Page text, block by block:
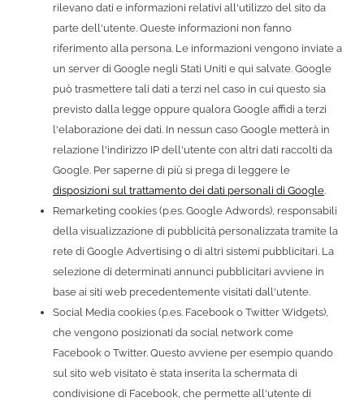
rilevano dati e informazioni relativi all'utilizzo del sito da
parte dell'utente. Queste informazioni non fanno
riferimento alla persona. Le informazioni vengono inviate a
un server di Google negli Stati Uniti e qui salvate. Google
può trasmettere tali dati a terzi nel caso in cui questo sia
previsto dalla legge oppure qualora Google affidi a terzi
l'elaborazione dei dati. In nessun caso Google metterà in
relazione l'indirizzo IP dell'utente con altri dati raccolti da
Google. Per saperne di più si prega di leggere le
disposizioni sul trattamento dei dati personali di Google.
Remarketing cookies (p.es. Google Adwords), responsabili
della visualizzazione di pubblicità personalizzata tramite la
rete di Google Advertising o di altri sistemi pubblicitari. La
selezione di determinati annunci pubblicitari avviene in
base ai siti web precedentemente visitati dall'utente.
Social Media cookies (p.es. Facebook o Twitter Widgets),
che vengono posizionati da social network come
Facebook o Twitter. Questo avviene per esempio quando
sul sito web visitato è stata inserita la schermata di
condivisione di Facebook, che permette all'utente di